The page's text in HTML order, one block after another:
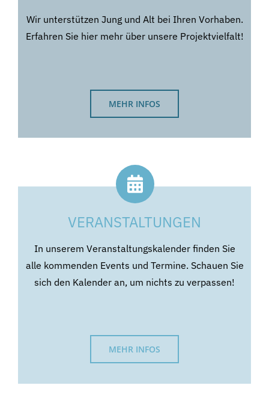
Wir unterstützen Jung und Alt bei Ihren Vorhaben.
Erfahren Sie hier mehr über unsere Projektvielfalt!
MEHR INFOS
VERANSTALTUNGEN
In unserem Veranstaltungskalender finden Sie
alle kommenden Events und Termine. Schauen Sie
sich den Kalender an, um nichts zu verpassen!
MEHR INFOS